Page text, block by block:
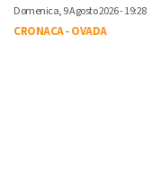
Domenica, 9 Agosto 2026 - 19:28
CRONACA-OVADA